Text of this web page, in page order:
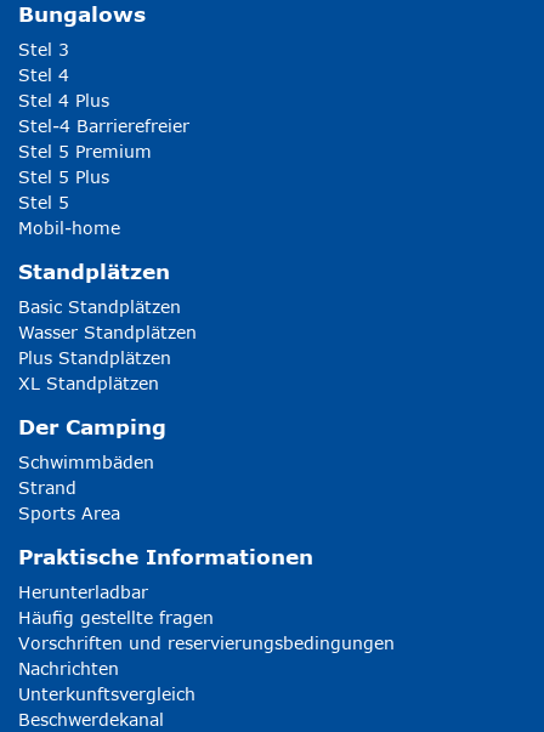
Bungalows
Stel 3
Stel 4
Stel 4 Plus
Stel-4 Barrierefreier
Stel 5 Premium
Stel 5 Plus
Stel 5
Mobil-home
Standplätzen
Basic Standplätzen
Wasser Standplätzen
Plus Standplätzen
XL Standplätzen
Der Camping
Schwimmbäden
Strand
Sports Area
Praktische Informationen
Herunterladbar
Häufig gestellte fragen
Vorschriften und reservierungsbedingungen
Nachrichten
Unterkunftsvergleich
Beschwerdekanal